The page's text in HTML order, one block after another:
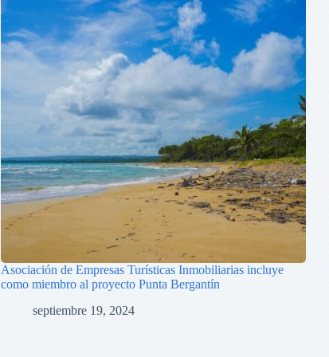
Asociación de Empresas Turísticas Inmobiliarias incluye
como miembro al proyecto Punta Bergantín
septiembre 19, 2024